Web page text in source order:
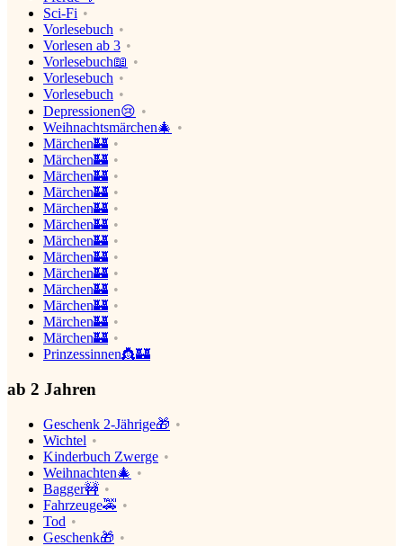
Sci-Fi
Vorlesebuch
Vorlesen ab 3
Vorlesebuch📖
Vorlesebuch
Vorlesebuch
Depressionen😢
Weihnachtsmärchen🎄
Märchen🏰
Märchen🏰
Märchen🏰
Märchen🏰
Märchen🏰
Märchen🏰
Märchen🏰
Märchen🏰
Märchen🏰
Märchen🏰
Märchen🏰
Märchen🏰
Märchen🏰
Prinzessinnen👸🏰
ab 2 Jahren
Geschenk 2-Jährige🎁
Wichtel
Kinderbuch Zwerge
Weihnachten🎄
Bagger🚧
Fahrzeuge🚕
Tod
Geschenk🎁